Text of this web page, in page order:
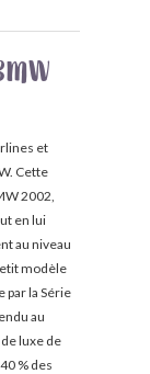
et
Cette
2002,
en lui
au niveau
modèle
par la Série
au
luxe de
% des